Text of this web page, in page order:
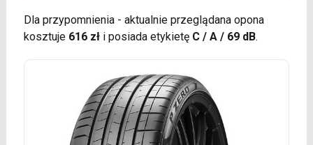
Dla przypomnienia - aktualnie przeglądana opona
kosztuje 616 złi posiada etykietę C / A / 69 dB.